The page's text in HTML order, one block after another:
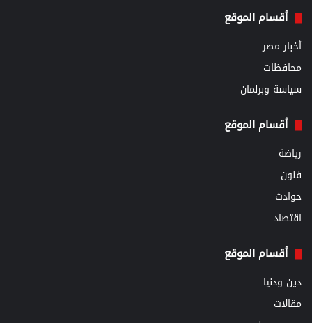
أقسام الموقع
أخبار مصر
محافظات
سياسة وبرلمان
أقسام الموقع
رياضة
فنون
حوادث
اقتصاد
أقسام الموقع
دين ودنيا
مقالات